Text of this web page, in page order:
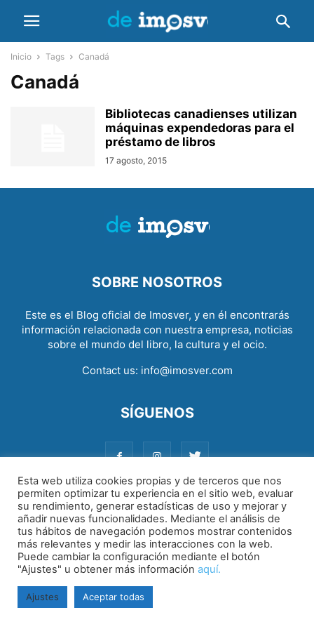
Inicio Tags Canadá
Canadá
Bibliotecas canadienses utilizan
máquinas expendedoras para el
préstamo de libros
17 agosto, 2015
SOBRE NOSOTROS
Este es el Blog oficial de Imosver, y en él encontrarás
información relacionada con nuestra empresa, noticias
sobre el mundo del libro, la cultura y el ocio.
Contact us: info@imosver.com
SÍGUENOS
Aviso legal|Política de cookies|Política de privacidad
Esta web utiliza cookies propias y de terceros que nos
permiten optimizar tu experiencia en el sitio web, evaluar
su rendimiento, generar estadísticas de uso y mejorar y
añadir nuevas funcionalidades. Mediante el análisis de
tus hábitos de navegación podemos mostrar contenidos
más relevantes y medir las interacciones con la web.
Puede cambiar la configuración mediante el botón
"Ajustes" u obtener más información aquí.
Ajustes Aceptar todas